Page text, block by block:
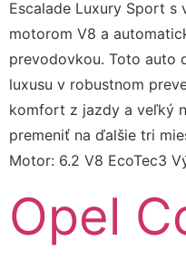
Escalade Luxury Sport s
motorom V8 a
prevodovkou. Toto auto
luxusu v robustnom
komfort z jazdy a veľký
premeniť na ďalšie tri
Motor: 6.2 V8 EcoTec3
Opel